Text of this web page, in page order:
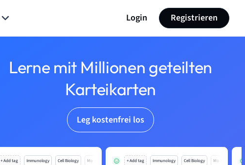
Login Registrieren
Lerne mit Millionen geteilten
Karteikarten
Leg kostenfrei los
+ Add tag Immunology Cell Biology Mo + Add tag Immunology Cell Biology Mo